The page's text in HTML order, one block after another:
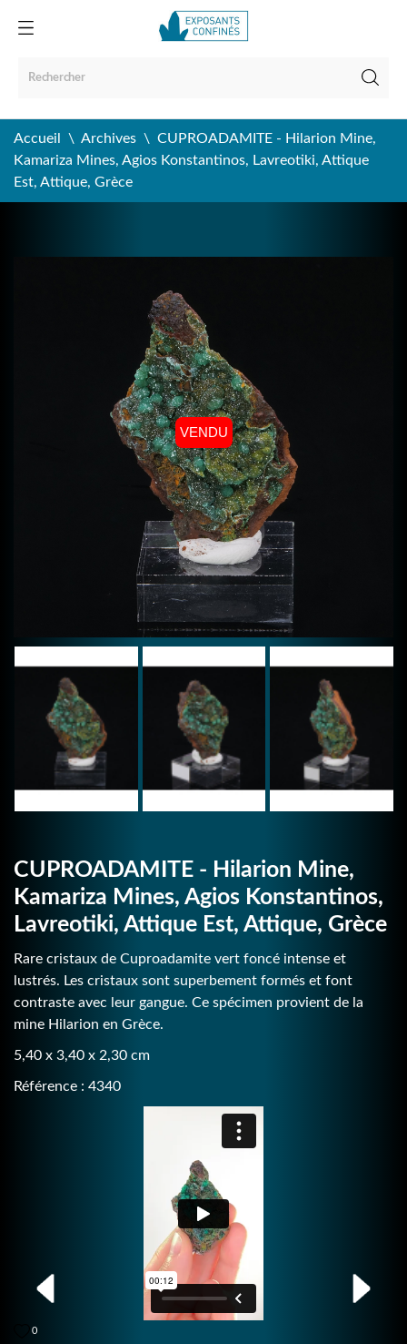
Accueil Archives
CUPROADAMITE - Hilarion Mine,
Kamariza Mines, Agios Konstantinos, Lavreotiki, Attique
Est, Attique, Grèce
VENDU
CUPROADAMITE - Hilarion Mine,
Kamariza Mines, Agios Konstantinos,
Lavreotiki, Attique Est, Attique, Grèce
Rare cristaux de Cuproadamite vert foncé intense et
lustrés. Les cristaux sont superbement formés et font
contraste avec leur gangue. Ce spécimen provient de la
mine Hilarion en Grèce.
5,40 x 3,40 x 2,30 cm
Référence : 4340
0